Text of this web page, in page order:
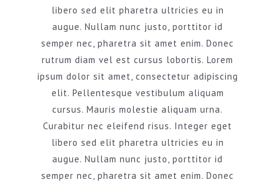
libero sed elit pharetra ultricies eu in
augue. Nullam nunc justo, porttitor id
semper nec, pharetra sit amet enim. Donec
rutrum diam vel est cursus lobortis. Lorem
ipsum dolor sit amet, consectetur adipiscing
elit. Pellentesque vestibulum aliquam
cursus. Mauris molestie aliquam urna.
Curabitur nec eleifend risus. Integer eget
libero sed elit pharetra ultricies eu in
augue. Nullam nunc justo, porttitor id
semper nec, pharetra sit amet enim. Donec